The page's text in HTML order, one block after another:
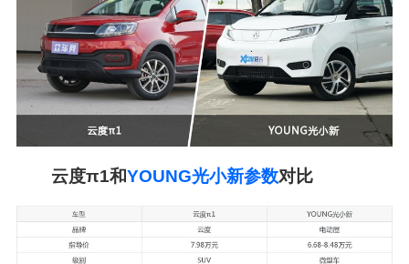
云度π1和YOUNG光小新参数对比